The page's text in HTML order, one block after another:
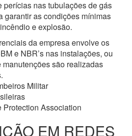
perícias nas tubulações de gás
garantir as condições mínimas
e explosão.
da empresa envolve os
e NBR’s nas instalações, ou
são realizadas
Militar
Association
EM REDES